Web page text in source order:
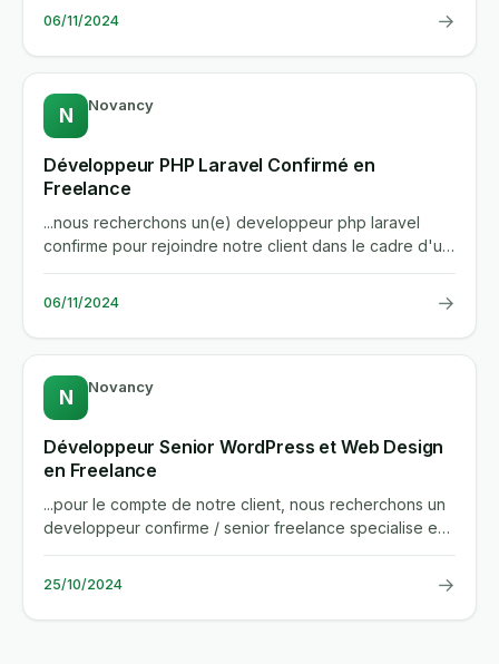
06/11/2024 →
N Novancy
Développeur PHP Laravel Confirmé en
Freelance
...nous recherchons un(e) developpeur php laravel
confirme pour rejoindre notre client dans le cadre d'un
projet...
06/11/2024 →
N Novancy
Développeur Senior WordPress et Web Design
en Freelance
...pour le compte de notre client, nous recherchons un
developpeur confirme / senior freelance specialise en
wordpress,...
25/10/2024 →